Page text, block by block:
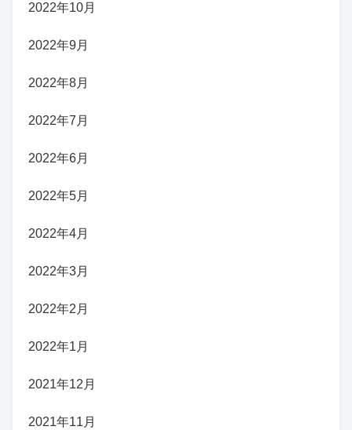
2022年10月
2022年9月
2022年8月
2022年7月
2022年6月
2022年5月
2022年4月
2022年3月
2022年2月
2022年1月
2021年12月
2021年11月